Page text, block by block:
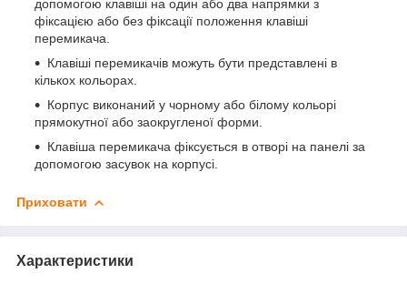
допомогою клавіші на один або два напрямки з
фіксацією або без фіксації положення клавіші
перемикача.
Клавіші перемикачів можуть бути представлені в
кількох кольорах.
Корпус виконаний у чорному або білому кольорі
прямокутної або заокругленої форми.
Клавіша перемикача фіксується в отворі на панелі за
допомогою засувок на корпусі.
Приховати
Характеристики